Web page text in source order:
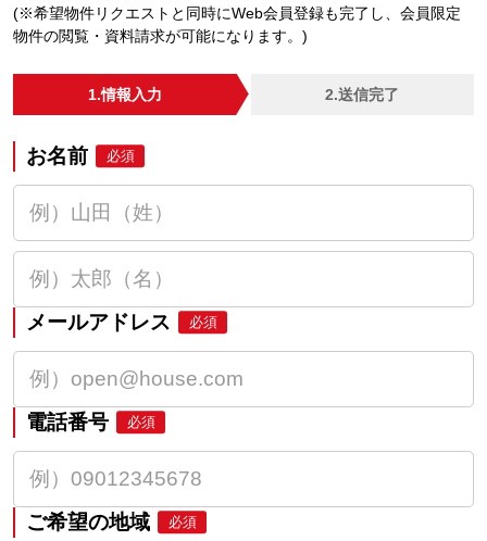
(※希望物件リクエストと同時にWeb会員登録も完了し、会員限定
物件の閲覧・資料請求が可能になります。)
1.情報入力 2.送信完了
お名前 必須
メールアドレス 必須
電話番号 必須
ご希望の地域 必須